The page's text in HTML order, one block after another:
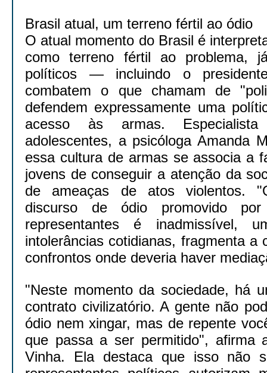
Brasil atual, um terreno fértil ao ódio
O atual momento do Brasil é
como terreno fértil ao problema,
políticos — incluindo o
combatem o que chamam de
defendem expressamente uma
acesso às armas.
adolescentes, a psicóloga Amanda
essa cultura de armas se associa a
jovens de conseguir a atenção da
de ameaças de atos violentos.
discurso de ódio promovido
representantes é inadmissível,
intolerâncias cotidianas, fragmenta a
confrontos onde deveria haver
"Neste momento da sociedade, há
contrato civilizatório. A gente não
ódio nem xingar, mas de repente
que passa a ser permitido", afirma
Vinha. Ela destaca que isso não